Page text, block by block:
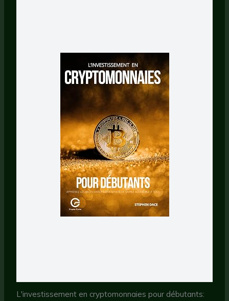
L'investissement en cryptomonnaies pour débutants: